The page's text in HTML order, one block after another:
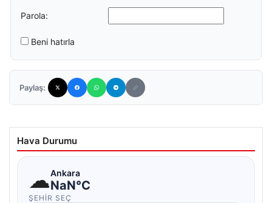
Parola:
Beni hatırla
Paylaş:
Hava Durumu
☁Ankara
NaN°C
ŞEHIR SEÇ